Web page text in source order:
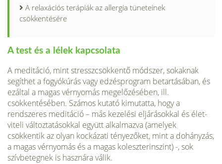
A relaxációs terápiák az allergia tüneteinek
csökkentésére
A test és a lélek kapcsolata
A meditáció, mint stresszcsökkentő módszer, sokaknak
segíthet a fogyókúrás vagy edzés­program betartásában, és
ezáltal a magas vér­nyomás megelőzésében, ill.
csökkentésében. Számos kutató kimutatta, hogy a
rendszeres meditáció – más kezelési eljárásokkal és élet­
viteli változtatásokkal együtt alkalmazva (amelyek
csökkentik az olyan kockázati tényezőket, mint a dohányzás,
a magas vér­nyomás és a magas koleszterinszint) -, sok
szívbetegnek is hasznára válik.